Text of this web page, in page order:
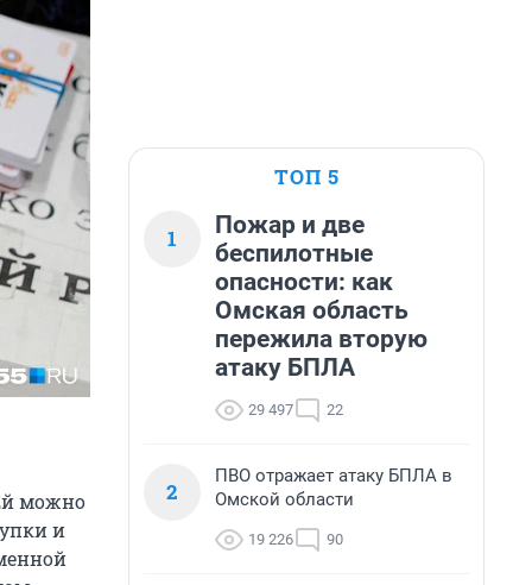
можно
и
ТОП 5
1
Пожар и две
беспилотные
опасности: как
Омская область
пережила вторую
атаку БПЛА
29 497 22
2
ПВО отражает атаку БПЛА в
Омской области
19 226 90